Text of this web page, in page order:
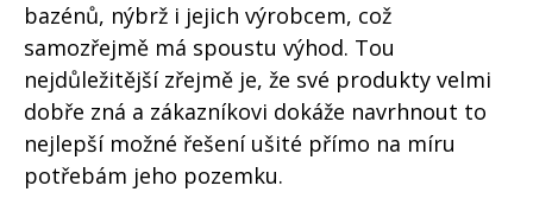
bazénů, nýbrž i jejich výrobcem, což
samozřejmě má spoustu výhod. Tou
nejdůležitější zřejmě je, že své produkty velmi
dobře zná a zákazníkovi dokáže navrhnout to
nejlepší možné řešení ušité přímo na míru
potřebám jeho pozemku.